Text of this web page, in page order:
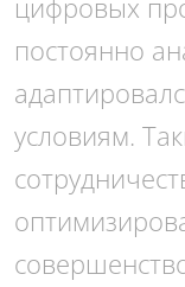
цифровых
постоянно
условиям.